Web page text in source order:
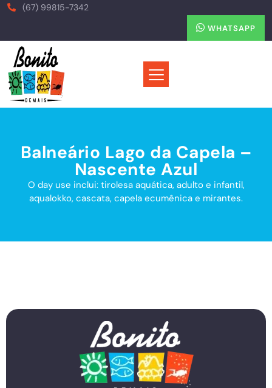
(67) 99815-7342
WHATSAPP
Balneário Lago da Capela –
Nascente Azul
O day use inclui: tirolesa aquática, adulto e infantil,
aqualokko, cascata, capela ecumênica e mirantes.